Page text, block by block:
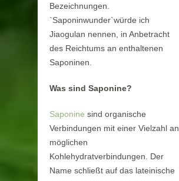
Bezeichnungen.
`Saponinwunder`würde ich
Jiaogulan nennen, in Anbetracht
des Reichtums an enthaltenen
Saponinen.
Was sind Saponine?
Saponine sind organische
Verbindungen mit einer Vielzahl an
möglichen
Kohlehydratverbindungen. Der
Name schließt auf das lateinische